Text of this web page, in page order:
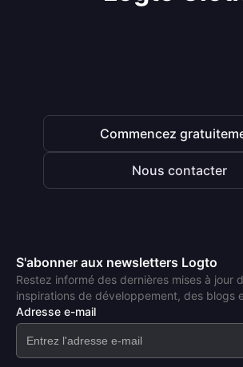
Commencez
Nous contacter
S'abonner aux newsletters Logto
Restez informé des dernières mises à jour
inspirations de développement, des blogs
Adresse e-mail